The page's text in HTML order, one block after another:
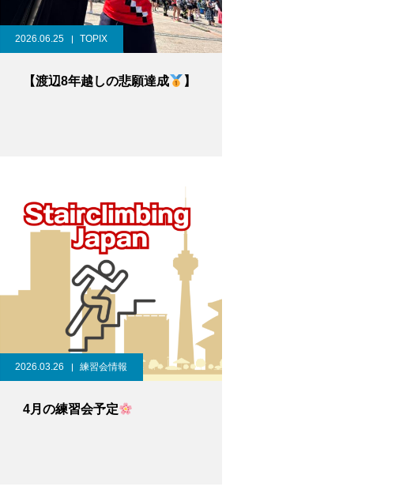
2026.06.25 TOPIX
【渡辺8年越しの悲願達成 】
2026.03.26 練習会情報
4月の練習会予定